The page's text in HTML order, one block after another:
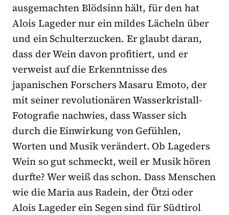
ausgemachten Blödsinn hält, für den hat
Alois Lageder nur ein mildes Lächeln über
und ein Schulterzucken. Er glaubt daran,
dass der Wein davon profitiert, und er
verweist auf die Erkenntnisse des
japanischen Forschers Masaru Emoto, der
mit seiner revolutionären Wasserkristall-
Fotografie nachwies, dass Wasser sich
durch die Einwirkung von Gefühlen,
Worten und Musik verändert. Ob Lageders
Wein so gut schmeckt, weil er Musik hören
durfte? Wer weiß das schon. Dass Menschen
wie die Maria aus Radein, der Ötzi oder
Alois Lageder ein Segen sind für Südtirol